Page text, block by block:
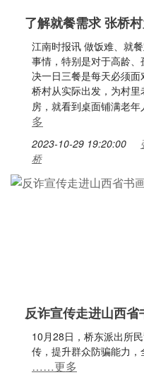
了解就餐需求 张桥
江南时报讯 做饭难、就
事情，特别是对于高龄
决一日三餐是每天必须
桥村从实际出发，为村
房，就看到桌面铺满老
多
2023-10-29 19:20:00
桥
反诈宣传走进山西省
10月28日，桥东派出所
传，提升群众防骗能力
……更多